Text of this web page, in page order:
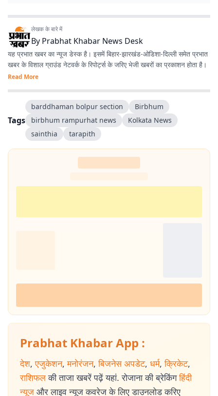
लेखक के बारे में
By Prabhat Khabar News Desk
यह प्रभात खबर का न्यूज डेस्क है। इसमें बिहार-झारखंड-ओडिशा-दिल्‍ली समेत प्रभात
खबर के विशाल ग्राउंड नेटवर्क के रिपोर्ट्स के जरिए भेजी खबरों का प्रकाशन होता है।
Read More
Tags
barddhaman bolpur section
Birbhum
birbhum rampurhat news
Kolkata News
sainthia
tarapith
Prabhat Khabar App :
देश, एजुकेशन, मनोरंजन, बिजनेस अपडेट, धर्म, क्रिकेट,
राशिफल की ताजा खबरें पढ़ें यहां. रोजाना की ब्रेकिंग हिंदी
न्यूज और लाइव न्यूज कवरेज के लिए डाउनलोड करिए